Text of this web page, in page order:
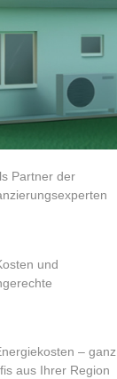
Partner der
und
– ganz
aus Ihrer Region